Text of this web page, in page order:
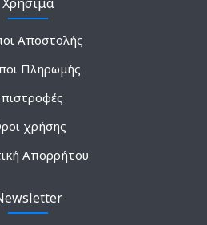
Αποστολής
Πληρωμής
χρήσης
Απορρήτου